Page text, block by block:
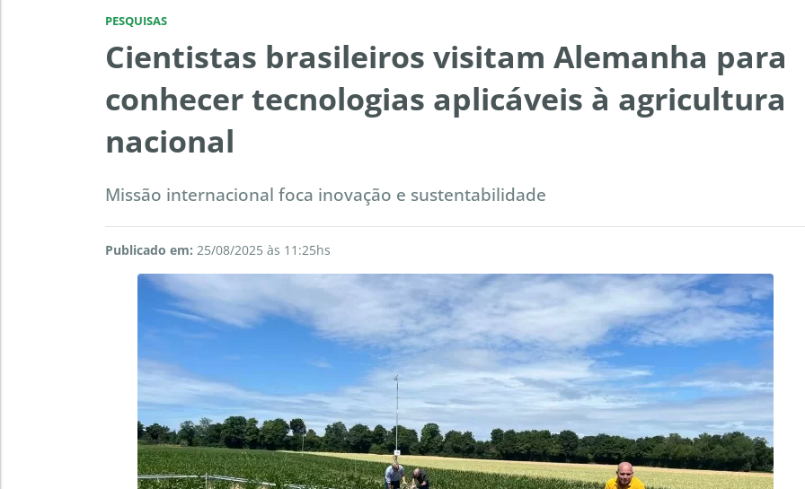
PESQUISAS
Cientistas brasileiros visitam Alemanha para
conhecer tecnologias aplicáveis à agricultura
nacional
Missão internacional foca inovação e sustentabilidade
Publicado em: 25/08/2025 às 11:25hs